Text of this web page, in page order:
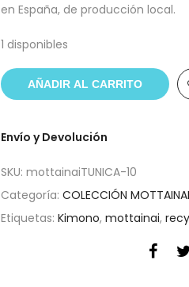
en España, de producción local.
1 disponibles
AÑADIR AL CARRITO
Envío y Devolución
SKU: mottainaiTUNICA-10
Categoría: COLECCIÓN MOTTAINAI
Etiquetas: Kimono, mottainai,